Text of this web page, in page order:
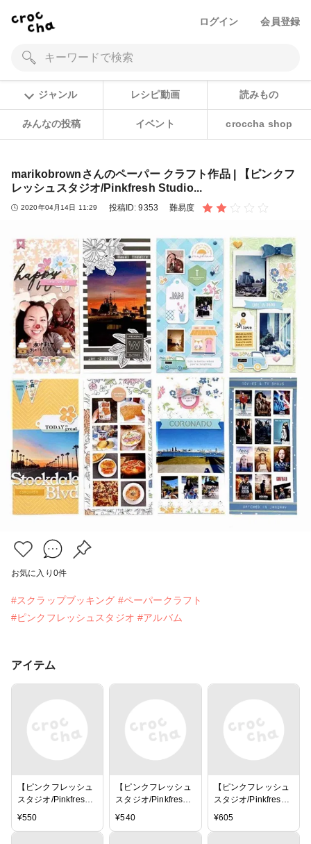
ログイン 会員登録
ジャンル レシピ動画 読みもの
みんなの投稿 イベント croccha shop
marikobrownさんのペーパー クラフト作品 | 【ピンクフ
レッシュスタジオ/Pinkfresh Studio...
2020年04月14日 11:29 投稿ID:9353 難易度
お気に入り 0件
#スクラップブッキング #ペーパークラフト
#ピンクフレッシュスタジオ #アルバム
アイテム
【ピンクフレッシュ
スタジオ/Pinkfresh
Studio】チップボー
¥550
【ピンクフレッシュ
スタジオ/Pinkfresh
Studio】チップボー
¥540
【ピンクフレッシュ
スタジオ/Pinkfresh
Studio】エンベリッ
¥605